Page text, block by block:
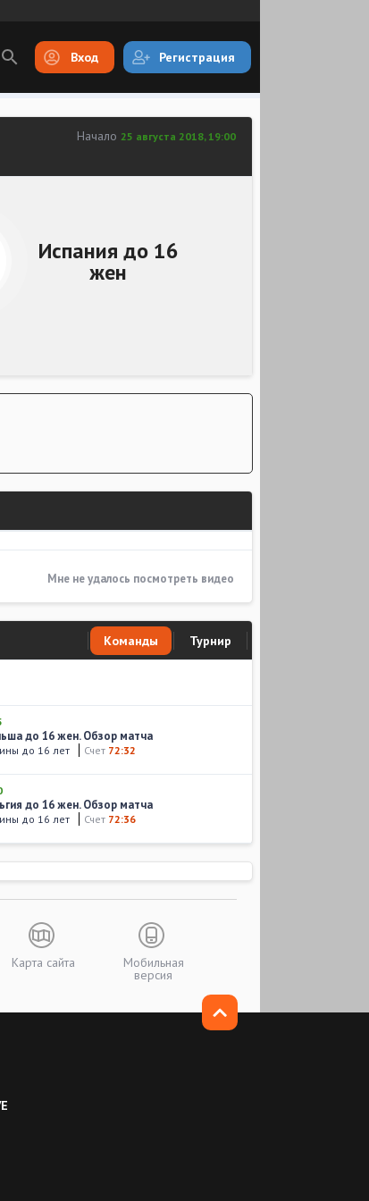
Вход Регистрация
Начало 25 августа 2018, 19:00
Испания до 16
жен
Мне не удалось посмотреть видео
Команды Турнир
до 16 жен. Обзор матча
до 16 лет Счет 72:32
до 16 жен. Обзор матча
до 16 лет Счет 72:36
до 16 жен. Обзор матча
до 16 лет 54:49
до 16 жен. Обзор матча
до 16 жен. Обзор матча
до 16 лет
Карта сайта Мобильная
версия